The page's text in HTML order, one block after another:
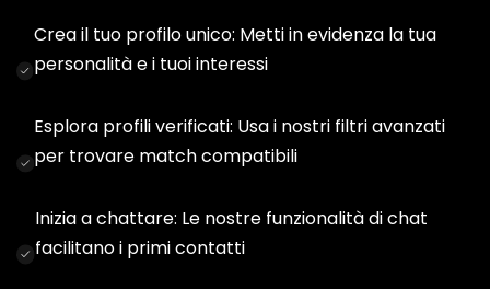
Crea il tuo profilo unico: Metti in evidenza la tua
personalità e i tuoi interessi
Esplora profili verificati: Usa i nostri filtri avanzati
per trovare match compatibili
Inizia a chattare: Le nostre funzionalità di chat
facilitano i primi contatti